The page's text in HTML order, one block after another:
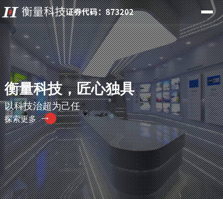
衡量科技，匠心独具
以科技治超为己任
探索更多